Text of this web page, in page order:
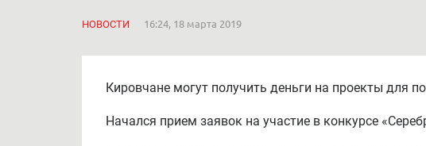
НОВОСТИ 16:24, 18 марта 2019
Кировчане могут получить деньги на проекты для
Начался прием заявок на участие в конкурсе